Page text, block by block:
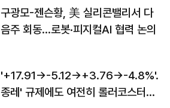
구광모-젠슨황, 美 실리콘밸리서 다
음주 회동…로봇·피지컬AI 협력 논의
'+17.91→-5.12→+3.76→-4.8%'…'
종레' 규제에도 여전히 롤러코스터